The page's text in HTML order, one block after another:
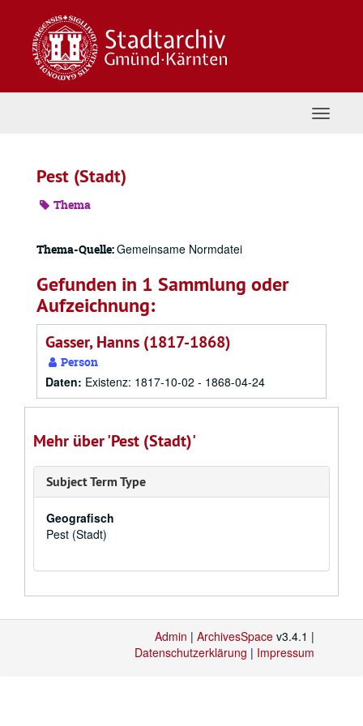
springen
Pest (Stadt)
Thema
Thema-Quelle:Gemeinsame Normdatei
Gefunden in 1 Sammlung oder
Aufzeichnung:
Gasser, Hanns (1817-1868)
Person
Daten: Existenz: 1817-10-02 - 1868-04-24
Mehr über 'Pest (Stadt)'
Subject Term Type
Geografisch
Pest (Stadt)
Admin | ArchivesSpace v3.4.1 |
Datenschutzerklärung | Impressum